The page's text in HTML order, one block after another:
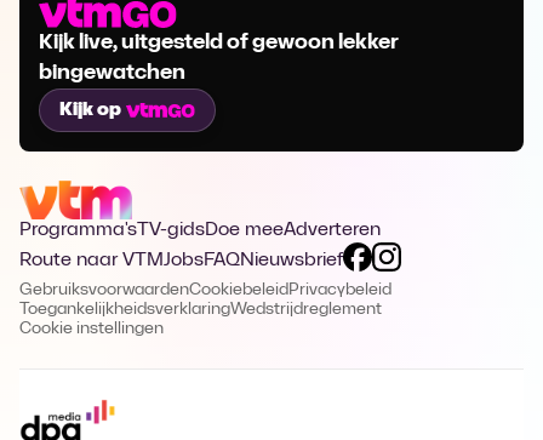
Kijk live, uitgesteld of gewoon lekker
bingewatchen
Kijk op
Programma's TV-gidsDoe meeAdverteren
Route naar VTMJobsFAQNieuwsbrief
GebruiksvoorwaardenCookiebeleid Privacybeleid
ToegankelijkheidsverklaringWedstrijdreglement
Cookie instellingen